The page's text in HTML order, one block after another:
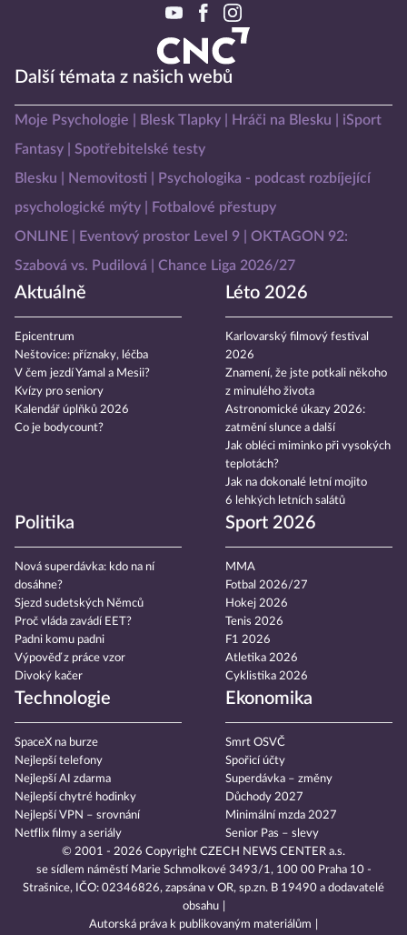
Další témata z našich webů
Moje Psychologie Blesk Tlapky Hráči na Blesku
iSport
Fantasy
Spotřebitelské testy
Blesku
Nemovitosti
Psychologika - podcast rozbíjející
psychologické mýty
Fotbalové přestupy
ONLINE
Eventový prostor Level 9
OKTAGON 92:
Szabová vs. Pudilová
Chance Liga 2026/27
Aktuálně
Epicentrum
Neštovice: příznaky, léčba
V čem jezdí Yamal a Mesii?
Kvízy pro seniory
Kalendář úplňků 2026
Co je bodycount?
Léto 2026
Karlovarský filmový festival
2026
Znamení, že jste potkali někoho
z minulého života
Astronomické úkazy 2026:
zatmění slunce a další
Jak obléci miminko při vysokých
teplotách?
Jak na dokonalé letní mojito
6 lehkých letních salátů
Politika
Nová superdávka: kdo na ní
dosáhne?
Sjezd sudetských Němců
Proč vláda zavádí EET?
Padni komu padni
Výpověď z práce vzor
Divoký kačer
Sport 2026
MMA
Fotbal 2026/27
Hokej 2026
Tenis 2026
F1 2026
Atletika 2026
Cyklistika 2026
Technologie
SpaceX na burze
Nejlepší telefony
Nejlepší AI zdarma
Nejlepší chytré hodinky
Nejlepší VPN – srovnání
Netflix filmy a seriály
Ekonomika
Smrt OSVČ
Spořicí účty
Superdávka – změny
Důchody 2027
Minimální mzda 2027
Senior Pas – slevy
© 2001 - 2026 Copyright CZECH NEWS CENTER a.s.
se sídlem náměstí Marie Schmolkové 3493/1, 100 00 Praha 10 -
Strašnice, IČO: 02346826, zapsána v OR, sp.zn. B 19490 a dodavatelé
obsahu
Autorská práva k publikovaným materiálům